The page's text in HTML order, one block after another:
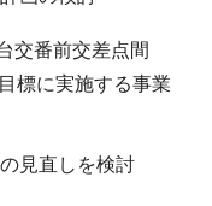
交番前交差点間
標に実施する事業
見直しを検討